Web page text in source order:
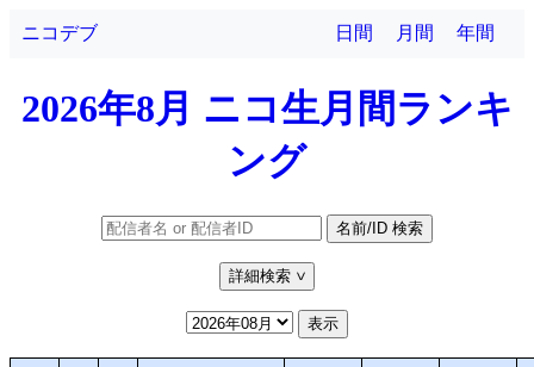
ニコデブ 日間 月間 年間
2026年8月 ニコ生月間ランキ
ング
名前/ID 検索
詳細検索 >
表示